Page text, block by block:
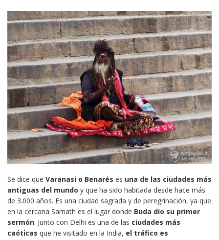
Se dice que Varanasi o Benarés es una de las ciudades más
antiguas del mundo y que ha sido habitada desde hace más
de 3.000 años. Es una ciudad sagrada y de peregrinación, ya que
en la cercana Sarnath es el lugar donde Buda dio su primer
sermón. Junto con Delhi es una de las ciudades más
caóticas que he visitado en la India, el tráfico es